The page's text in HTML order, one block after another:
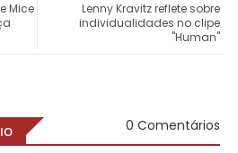
Lenny Kravitz reflete sobre
individualidades no clipe
"Human"
Mice
0 Comentários